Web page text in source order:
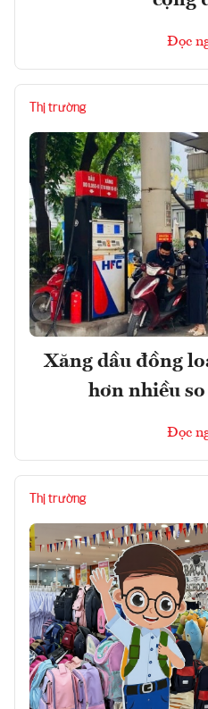
Đọc
Thị trường
Xăng dầu đồng
hơn nhiều
Đọc
Thị trường